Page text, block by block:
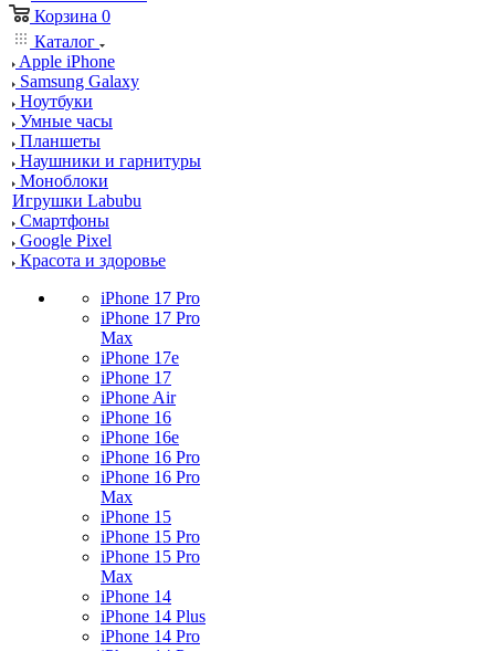
Корзина 0
Каталог
Apple iPhone
Samsung Galaxy
Ноутбуки
Умные часы
Планшеты
Наушники и гарнитуры
Моноблоки
Игрушки Labubu
Смартфоны
Google Pixel
Красота и здоровье
iPhone 17 Pro
iPhone 17 Pro
Max
iPhone 17e
iPhone 17
iPhone Air
iPhone 16
iPhone 16e
iPhone 16 Pro
iPhone 16 Pro
Max
iPhone 15
iPhone 15 Pro
iPhone 15 Pro
Max
iPhone 14
iPhone 14 Plus
iPhone 14 Pro